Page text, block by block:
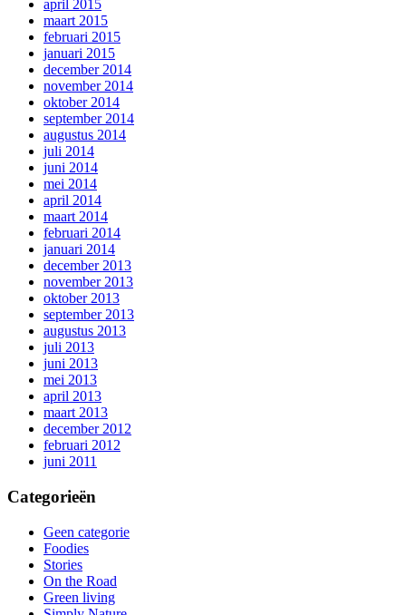
april 2015
maart 2015
februari 2015
januari 2015
december 2014
november 2014
oktober 2014
september 2014
augustus 2014
juli 2014
juni 2014
mei 2014
april 2014
maart 2014
februari 2014
januari 2014
december 2013
november 2013
oktober 2013
september 2013
augustus 2013
juli 2013
juni 2013
mei 2013
april 2013
maart 2013
december 2012
februari 2012
juni 2011
Categorieën
Geen categorie
Foodies
Stories
On the Road
Green living